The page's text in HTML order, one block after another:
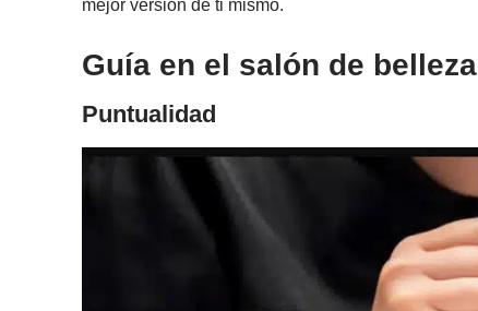
mejor versión de ti mismo.
Guía en el salón de belleza
Puntualidad